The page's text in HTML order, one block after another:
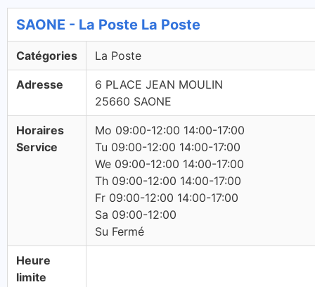
SAONE - La Poste La Poste
Catégories La Poste
Adresse
6 PLACE JEAN MOULIN
25660 SAONE
Horaires
Service
Mo 09:00-12:00 14:00-17:00
Tu 09:00-12:00 14:00-17:00
We 09:00-12:00 14:00-17:00
Th 09:00-12:00 14:00-17:00
Fr 09:00-12:00 14:00-17:00
Sa 09:00-12:00
Su Fermé
Heure
limite